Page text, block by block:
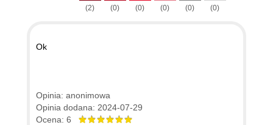
(2) (0) (0) (0) (0) (0)
Ok
Opinia: anonimowa
Opinia dodana: 2024-07-29
Ocena: 6